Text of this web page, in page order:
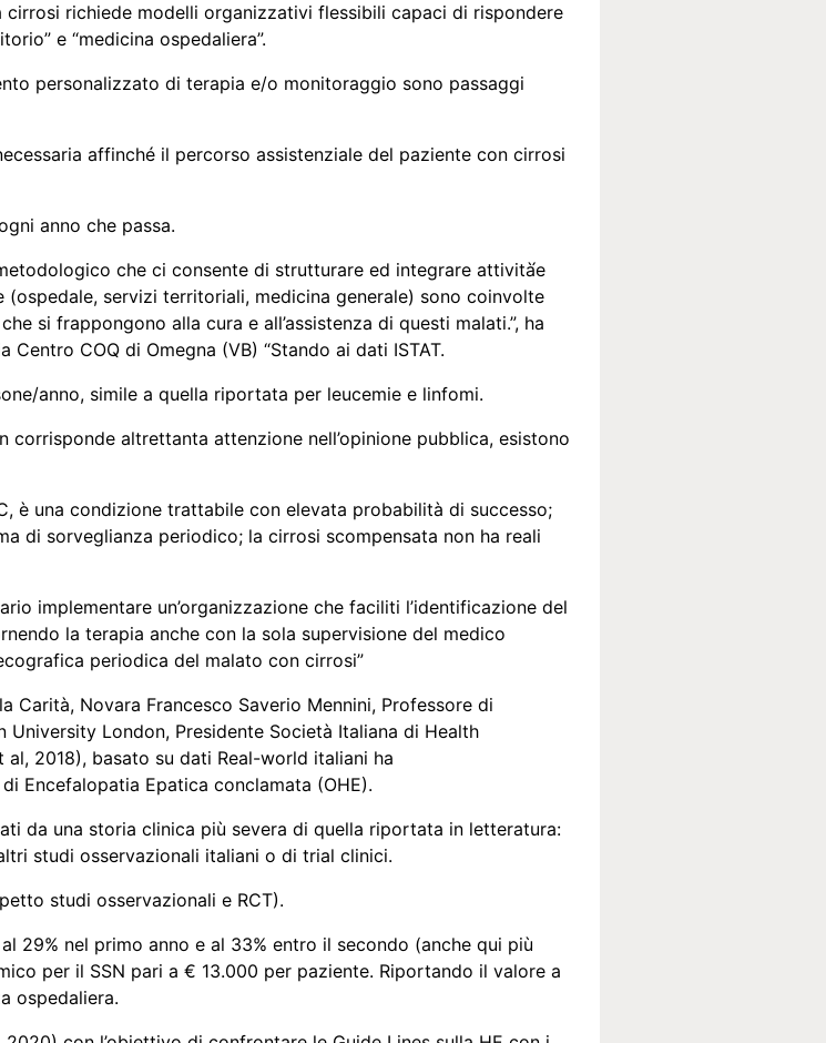
richiede modelli organizzativi flessibili capaci di rispondere
e “medicina ospedaliera”.
personalizzato di terapia e/o monitoraggio sono passaggi
affinché il percorso assistenziale del paziente con cirrosi
anno che passa.
che ci consente di strutturare ed integrare attività́e
servizi territoriali, medicina generale) sono coinvolte
si frappongono alla cura e all’assistenza di questi malati.”, ha
COQ di Omegna (VB) “Stando ai dati ISTAT.
anno, simile a quella riportata per leucemie e linfomi.
altrettanta attenzione nell’opinione pubblica, esistono
è una condizione trattabile con elevata probabilità di successo;
di sorveglianza periodico; la cirrosi scompensata non ha reali
implementare un’organizzazione che faciliti l’identificazione del
la terapia anche con la sola supervisione del medico
periodica del malato con cirrosi”
Carità, Novara Francesco Saverio Mennini, Professore di
University London, Presidente Società Italiana di Health
al, 2018), basato su dati Real-world italiani ha
Encefalopatia Epatica conclamata (OHE).
da una storia clinica più severa di quella riportata in letteratura:
studi osservazionali italiani o di trial clinici.
studi osservazionali e RCT).
29% nel primo anno e al 33% entro il secondo (anche qui più
per il SSN pari a € 13.000 per paziente. Riportando il valore a
ospedaliera.